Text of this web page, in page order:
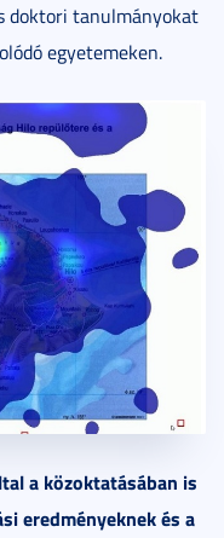
doktori tanulmányokat
egyetemeken.
a közoktatásában is
eredményeknek és a